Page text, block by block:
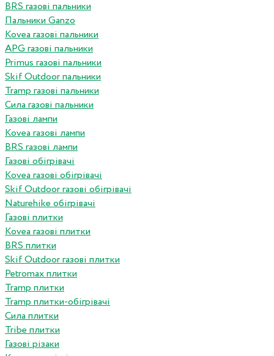
BRS газові пальники
Пальники Ganzo
Kovea газові пальники
APG газові пальники
Primus газові пальники
Skif Outdoor пальники
Tramp газові пальники
Сила газові пальники
Газові лампи
Kovea газові лампи
BRS газові лампи
Газові обігрівачі
Kovea газові обігрівачі
Skif Outdoor газові обігрівачі
Naturehike обігрівачі
Газові плитки
Kovea газові плитки
BRS плитки
Skif Outdoor газові плитки
Petromax плитки
Tramp плитки
Tramp плитки-обігрівачі
Сила плитки
Tribe плитки
Газові різаки